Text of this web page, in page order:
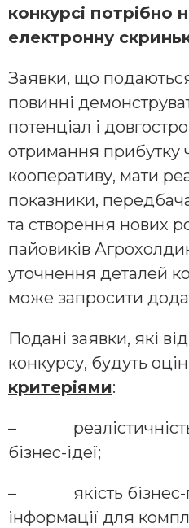
конкурсі потрібно
електронну
Заявки, що
повинні
потенціал і
отримання прибутку
кооперативу, мати
показники,
та створення нових
пайовиків
уточнення деталей
може запросити
Подані заявки, які
конкурсу, будуть
критеріями:
– реалістичність
бізнес-ідеї;
– якість бізнес-
інформації для